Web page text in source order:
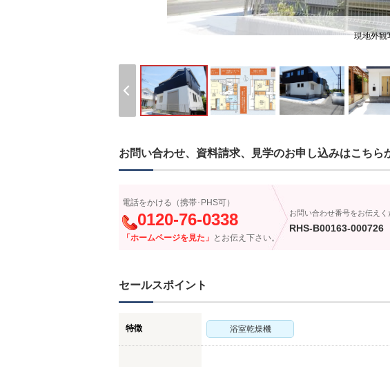
現地外観
お問い合わせ、資料請求、見学のお申し込みはこちら
電話をかける（携帯･PHS可）
0120-76-0338
「ホームページを見た」 とお伝え下さい。
お問い合わせ番号をお伝えく
RHS-B00163-000726
セールスポイント
特徴 浴室乾燥機